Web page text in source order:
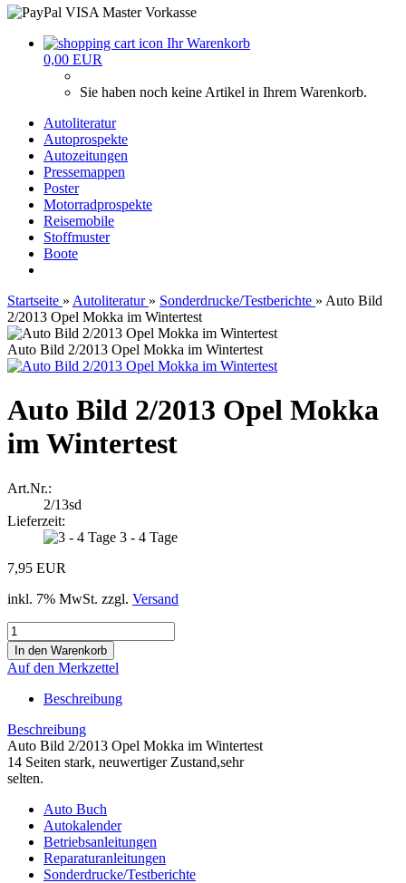
Ihr Warenkorb
0,00 EUR
Sie haben noch keine Artikel in Ihrem Warenkorb.
Autoliteratur
Autoprospekte
Autozeitungen
Pressemappen
Poster
Motorradprospekte
Reisemobile
Stoffmuster
Boote
Startseite » Autoliteratur » Sonderdrucke/Testberichte » Auto Bild
2/2013 Opel Mokka im Wintertest
Auto Bild 2/2013 Opel Mokka im Wintertest
Auto Bild 2/2013 Opel Mokka
im Wintertest
Art.Nr.:
2/13sd
Lieferzeit:
3 - 4 Tage
7,95 EUR
inkl. 7% MwSt. zzgl. Versand
Auf den Merkzettel
Beschreibung
Beschreibung
Auto Bild 2/2013 Opel Mokka im Wintertest
14 Seiten stark, neuwertiger Zustand,sehr
selten.
Auto Buch
Autokalender
Betriebsanleitungen
Reparaturanleitungen
Sonderdrucke/Testberichte